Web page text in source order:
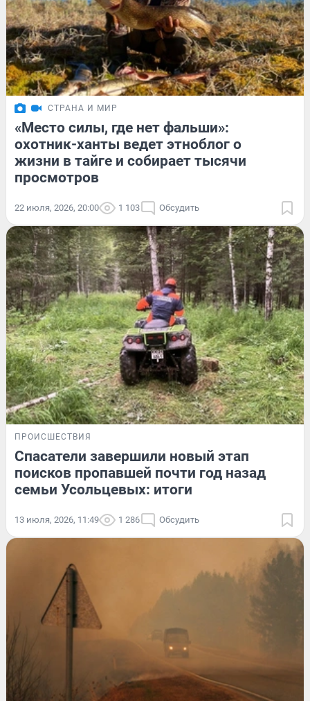
СТРАНА И МИР
«Место силы, где нет фальши»:
охотник-ханты ведет этноблог о
жизни в тайге и собирает тысячи
просмотров
22 июля, 2026, 20:00 1 103 Обсудить
ПРОИСШЕСТВИЯ
Спасатели завершили новый этап
поисков пропавшей почти год назад
семьи Усольцевых: итоги
13 июля, 2026, 11:49 1 286 Обсудить